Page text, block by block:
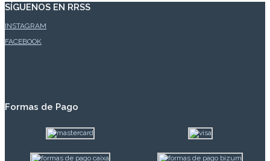
SÍGUENOS EN RRSS
INSTAGRAM
FACEBOOK
Formas de Pago